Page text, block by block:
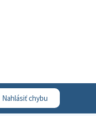
Nahlásiť chybu